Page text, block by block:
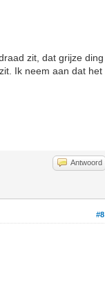
zit, dat grijze ding
Ik neem aan dat het
Antwoord
#8